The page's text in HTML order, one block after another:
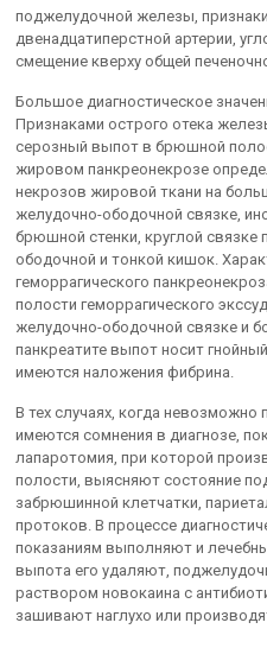
поджелудочной железы,
двенадцатиперстной артерии,
смещение кверху общей
Большое диагностическое
Признаками острого отека
серозный выпот в брюшной
жировом панкреонекрозе
некрозов жировой ткани на
желудочно-ободочной связке,
брюшной стенки, круглой связке
ободочной и тонкой кишок.
геморрагического
полости геморрагического
желудочно-ободочной связке и
панкреатите выпот носит
имеются наложения фибрина.
В тех случаях, когда
имеются сомнения в диагнозе,
лапаротомия, при которой
полости, выясняют состояние
забрюшинной клетчатки,
протоков. В процессе
показаниям выполняют и
выпота его удаляют,
раствором новокаина с
зашивают наглухо или